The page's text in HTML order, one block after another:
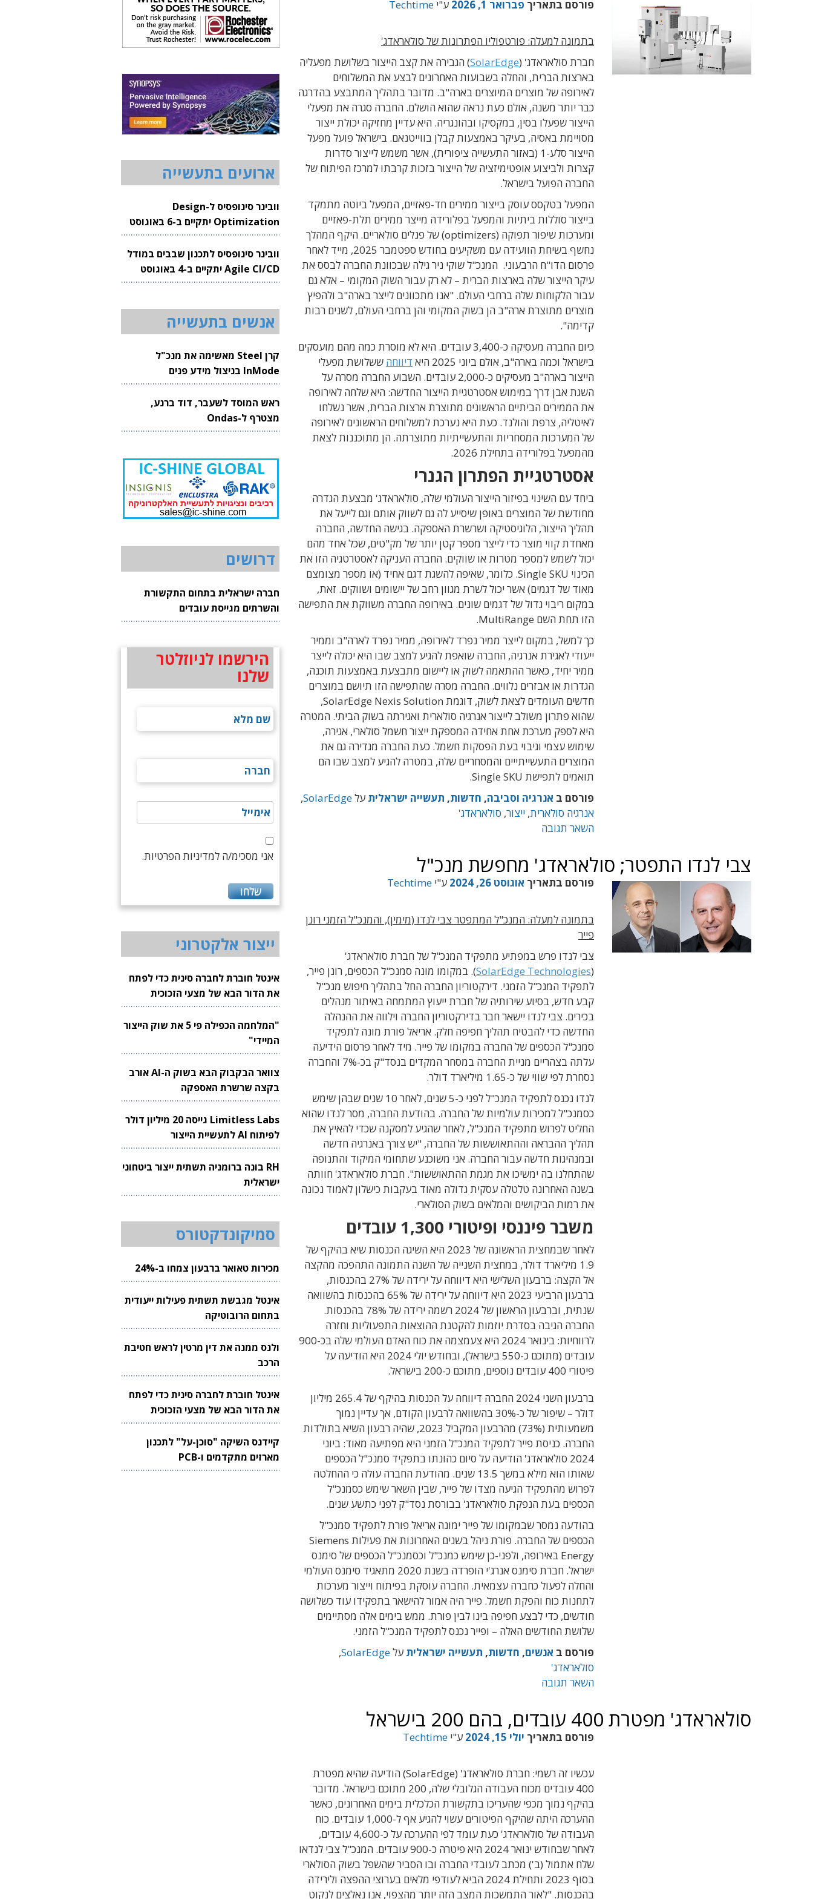
פורסם בתאריך פברואר 1, 2026 ע"י Techtime
בתמונה למעלה: פורטפוליו הפתרונות של סולאראדג'
חברת סולאראדג' (SolarEdge) הגבירה את קצב הייצור בשלושת מפעליה
בארצות הברית, והחלה בשבועות האחרונים לבצע את המשלוחים
לאירופה של מוצרים המיוצרים בארה"ב. מדובר בתהליך המתבצע בהדרגה
כבר יותר משנה, אולם כעת נראה שהוא הושלם. החברה סגרה את מפעלי
הייצור שפעלו בסין, במקסיקו ובהונגריה. היא עדיין מחזיקה יכולת ייצור
מסויימת באסיה, בעיקר באמצעות קבלן בווייטנאם. בישראל פועל מפעל
הייצור סלע-1 (באזור התעשייה ציפורית), אשר משמש לייצור סדרות
קצרות ולביצוע אופטימיזציה של הייצור בזכות קרבתו למרכז הפיתוח של
החברה הפועל בישראל.
המפעל בטקסס עוסק בייצור ממירים חד-פאזיים, המפעל ביוטה מתמקד
בייצור סוללות ביתיות והמפעל בפלורידה מייצר ממירים תלת-פאזיים
ומערכות שיפור תפוקה (optimizers) של פנלים סולאריים. היקף המהלך
נחשף בשיחת הוועידה עם משקיעים בחודש ספטמבר 2025, מייד לאחר
פרסום הדו"ח הרבעוני. המנכ"ל שוקי ניר גילה שבכוונת החברה לבסס את
עיקר הייצור שלה בארצות הברית – לא רק עבור השוק המקומי – אלא גם
עבור הלקוחות שלה ברחבי העולם. "אנו מתכוונים לייצר בארה"ב ולהפיץ
מוצרים מתוצרת ארה"ב הן בשוק המקומי והן ברחבי העולם, לשנים רבות
קדימה".
כיום החברה מעסיקה כ-3,400 עובדים. היא לא מוסרת כמה מהם מועסקים
בישראל וכמה בארה"ב, אולם ביוני 2025 היא
דיווחה ששלושת מפעלי
הייצור בארה"ב מעסיקים כ-2,000 עובדים. השבוע החברה מסרה על
השגת אבן דרך במימוש אסטרטגיית הייצור החדשה: היא שלחה לאירופה
את הממירים הביתיים הראשונים מתוצרת ארצות הברית, אשר נשלחו
לאיטליה, צרפת והולנד. כעת היא נערכת למשלוחים הראשונים לאירופה
של המערכות המסחריות והתעשייתיות מתוצרתה. הן מתוכננות לצאת
מהמפעל בפלורידה בתחילת 2026.
אסטרטגיית הפתרון הגנרי
ביחד עם השינוי בפיזור הייצור העולמי שלה, סולאראדג' מבצעת הגדרה
מחודשת של המוצרים באופן שיסייע לה גם לשווק אותם וגם לייעל את
תהליך הייצור, הלוגיסטיקה ושרשרת האספקה. בגישה החדשה, החברה
מאחדת קווי מוצר כדי לייצר מספר קטן יותר של מק"טים, שכל אחד מהם
יכול לשמש למספר מטרות או שווקים. החברה העניקה לאסטרטגיה הזו את
הכינוי Single SKU. כלומר, שאיפה להשגת דגם אחיד (או מספר מצומצם
מאוד של דגמים) אשר יכול לשרת מגוון רחב של יישומים ושווקים. זאת,
במקום ריבוי גדול של דגמים שונים. באירופה החברה משווקת את התפישה
הזו תחת השם MultiRange.
כך למשל, במקום לייצר ממיר נפרד לאירופה, ממיר נפרד לארה"ב וממיר
ייעודי לאגירת אנרגיה, החברה שואפת להגיע למצב שבו היא יכולה לייצר
ממיר יחיד, כאשר ההתאמה לשוק או ליישום מתבצעת באמצעות תוכנה,
הגדרות או אבזרים נלווים. החברה מסרה שהתפישה הזו תיושם במוצרים
חדשים העומדים לצאת לשוק, דוגמת SolarEdge Nexis Solution,
שהוא פתרון משולב לייצור אנרגיה סולארית ואגירתה בשוק הביתי. המטרה
היא לספק מערכת אחת אחידה המספקת ייצור חשמל סולארי, אגירה,
שימוש עצמי וגיבוי בעת הפסקות חשמל. כעת החברה מגדירה גם את
המוצרים התעשייתייים והמסחריים שלה, במטרה להגיע למצב שבו הם
תואמים לתפישת Single SKU.
פורסם ב אנרגיה וסביבה, חדשות, תעשייה ישראלית עלSolarEdge
,
אנרגיה סולארית, ייצור, סולאראדג'
השאר תגובה
צבי לנדו התפטר; סולאראדג' מחפשת מנכ"ל
פורסם בתאריך אוגוסט 26, 2024 ע"י Techtime
בתמונה למעלה: המנכ"ל המתפטר צבי לנדו (מימין), והמנכ"ל הזמני רונן
פייר
צבי לנדו פרש במפתיע מתפקיד המנכ"ל של חברת סולאראדג'
(
SolarEdge Technologies). במקומו מונה סמנכ"ל הכספים, רונן פייר,
לתפקיד המנכ"ל הזמני. דירקטוריון החברה החל בתהליך חיפוש מנכ"ל
קבע חדש, בסיוע שירותיה של חברת ייעוץ המתמחה באיתור מנהלים
בכירים. צבי לנדו יישאר חבר בדירקטוריון החברה וילווה את ההנהלה
החדשה כדי להבטיח תהליך חפיפה חלק. אריאל פורת מונה לתפקיד
סמנכ"ל הכספים של החברה במקומו של פייר. מיד לאחר פרסום הידיעה
עלתה בצהריים מניית החברה במסחר המקדים בנסד"ק בכ-7% והחברה
נסחרת לפי שווי של כ-1.65 מיליארד דולר.
לנדו נכנס לתפקיד המנכ"ל לפני כ-5 שנים, לאחר 10 שנים שבהן שימש
כסמנכ"ל למכירות עולמיות של החברה. בהודעת החברה, מסר לנדו שהוא
החליט לפרוש מתפקיד המנכ"ל, לאחר שהגיע למסקנה שכדי להאיץ את
תהליך ההבראה וההתאוששות של החברה, "יש צורך באנרגיה חדשה
ובמנהיגות חדשה עבור החברה. אני משוכנע שתחומי המיקוד והתנופה
שהתחלנו בה ימשיכו את מגמת ההתאוששות". חברת סולאראדג' חוותה
בשנה האחרונה טלטלה עסקית גדולה מאוד בעקבות כישלון לאמוד נכונה
את רמות הביקושים והמלאים בשוק הסולארי.
משבר פיננסי ופיטורי 1,300 עובדים
לאחר שבמחצית הראשונה של 2023 היא השיגה הכנסות שיא בהיקף של
1.9 מיליארד דולר, במחצית השנייה של השנה התמונה התהפכה מהקצה
אל הקצה: ברבעון השלישי היא דיווחה על ירידה של 27% בהכנסות,
ברבעון הרביעי 2023 היא דיווחה על ירידה של 65% בהכנסות בהשוואה
שנתית, וברבעון הראשון של 2024 רשמה ירידה של 78% בהכנסות.
החברה הגיבה בסדרת יוזמות להקטנת ההוצאות התפעוליות וחזרה
לרווחיות: בינואר 2024 היא צעמצמה את כוח האדם העולמי שלה בכ-900
עובדים (מתוכם כ-550 בישראל), ובחודש יולי 2024 היא הודיעה על
פיטורי 400 עובדים נוספים, מתוכם כ-200 בישראל.
ברבעון השני 2024 החברה דיווחה על הכנסות בהיקף של 265.4 מיליון
דולר – שיפור של כ-30% בהשוואה לרבעון הקודם, אך עדיין נמוך
משמעותית (73%) מהרבעון המקביל 2023, שהיה רבעון השיא בתולדות
החברה. כניסת פייר לתפקיד המנכ"ל הזמני היא מפתיעה מאוד: ביוני
2024 סולאראדג' הודיעה על סיום כהונתו בתפקיד סמנכ"ל הכספים
שאותו הוא מילא במשך 13.5 שנים. מהודעת החברה עולה כי ההחלטה
לפרוש מהתפקיד הגיעה מצדו של פייר, שבין השאר שימש כסמנכ"ל
הכספים בעת הנפקת סולאראדג' בבורסת נסד"ק לפני כתשע שנים.
בהודעה נמסר שבמקומו של פייר ימונה אריאל פורת לתפקיד סמנכ"ל
הכספים של החברה. פורת ניהל בשנים האחרונות את פעילות Siemens
Energy באירופה, ולפני-כן שימש כמנכ"ל וכסמנכ"ל הכספים של סימנס
ישראל. חברת סימנס אנרג'י הופרדה בשנת 2020 מתאגיד סימנס העולמי
והחלה לפעול כחברה עצמאית. החברה עוסקת בפיתוח וייצור מערכות
לתחנות כוח והפקת חשמל. פייר היה אמור להישאר בתפקידו עוד כשלושה
חודשים, כדי לבצע חפיפה בינו לבין פורת. ממש בימים אלה מסתיימים
שלושת החודשים האלה – ופייר נכנס לתפקיד המנכ"ל הזמני.
פורסם ב אנשים, חדשות, תעשייה ישראלית עלSolarEdge
,
סולאראדג'
השאר תגובה
סולאראדג' מפטרת 400 עובדים, בהם 200 בישראל
פורסם בתאריך יולי 15, 2024 ע"י Techtime
עכשיו זה רשמי: חברת סולאראדג' (SolarEdge) הודיעה שהיא מפטרת
400 עובדים מכוח העבודה הגלובלי שלה, 200 מתוכם בישראל. מדובר
בהיקף נמוך מכפי שהעריכו בתקשורת הכלכלית בימים האחרונים, כאשר
ההערכה היתה שהיקף הפיטורים עשוי להגיע אף ל-1,000 עובדים. כוח
העבודה של סולאראדג' כעת עומד לפי ההערכה על כ-4,600 עובדים,
לאחר שבחודש ינואר 2024 היא פיטרה כ-900 עובדים. המנכ"ל צבי לנדאו
שלח אתמול (ב') מכתב לעובדי החברה ובו הסביר שהשפל בשוק הסולארי
בסוף 2023 ותחילת 2024 הביא לעודפי מלאים בערוצי ההפצה ולירידה
בהכנסות. "לאור התמשכות המצב הזה יותר מהצפוי, אנו נאלצים לנקוט
ארועים בתעשייה
וובינר סינופסיס ל-Design
Optimization יתקיים ב-6 באוגוסט
2026
וובינר סינופסיס לתכנון שבבים במודל
Agile CI/CD יתקיים ב-4 באוגוסט
2026
אנשים בתעשייה
קרן Steel מאשימה את מנכ"ל
InMode בניצול מידע פנים
ראש המוסד לשעבר, דוד ברנע,
מצטרף ל-Ondas
דרושים
חברה ישראלית בתחום התקשורת
והשרתים מגייסת עובדים
הירשמו לניוזלטר
שלנו
אני מסכימ/ה למדיניות הפרטיות.
ייצור אלקטרוני
אינטל חוברת לחברה סינית כדי לפתח
את הדור הבא של מצעי הזכוכית
לשבבים
"המלחמה הכפילה פי 5 את שוק הייצור
המיידי"
צוואר הבקבוק הבא בשוק ה-AI אורב
בקצה שרשרת האספקה
Limitless Labs גייסה 20 מיליון דולר
לפיתוח AI לתעשיית הייצור
RH בונה ברומניה תשתית ייצור ביטחוני
ישראלית
סמיקונדקטורס
מכירות טאואר ברבעון צמחו ב-24%
אינטל מגבשת תשתית פעילות ייעודית
בתחום הרובוטיקה
ולנס ממנה את דין מרטין לראש חטיבת
הרכב
אינטל חוברת לחברה סינית כדי לפתח
את הדור הבא של מצעי הזכוכית
לשבבים
קיידנס השיקה "סוכן-על" לתכנון
מארזים מתקדמים ו-PCB